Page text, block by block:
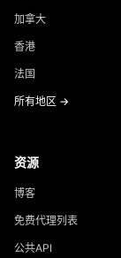
加拿大
香港
法国
所有地区 →
资源
博客
免费代理列表
公共API